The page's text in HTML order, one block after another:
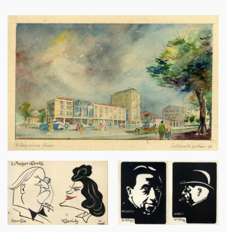
Image
Image Image